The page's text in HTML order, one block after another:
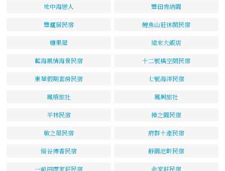
地中海戀人 豐田肯納園
豐廬居民宿 鯉魚山莊休閒民宿
糖果屋 遠來大飯店
藍海風情海景民宿 十二號橋空間民宿
東華假期套房民宿 七號海洋民宿
鳳梧旅社 鳳興旅社
平林民宿 樟之園民宿
敏之屋民宿 府群土產民宿
縱谷傳香民宿 靜園池畔民宿
一畝田廖家莊民宿 余家莊民宿